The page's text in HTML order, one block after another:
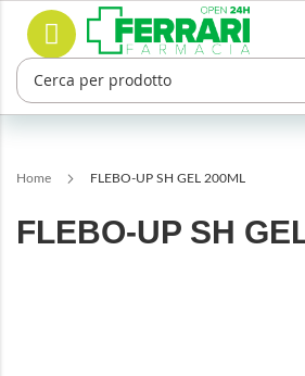
Salta
contenuto
Home FLEBO-UP SH GEL 200ML
FLEBO-UP SH